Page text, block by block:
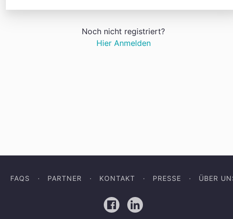
Noch nicht registriert?
Hier Anmelden
FAQS PARTNER KONTAKT PRESSE ÜBER
FacebookLinkedIn